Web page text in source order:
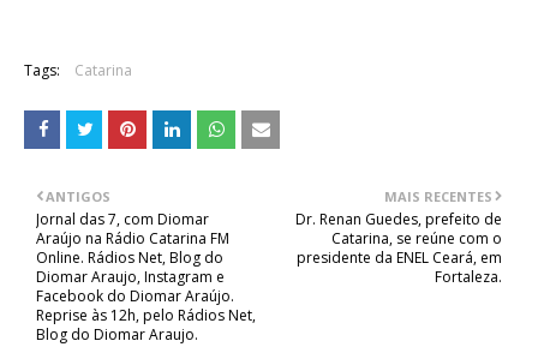
Tags: Catarina
MAIS RECENTES
Dr. Renan Guedes, prefeito de
Catarina, se reúne com o
presidente da ENEL Ceará, em
Fortaleza.
ANTIGOS
Jornal das 7, com Diomar
Araújo na Rádio Catarina FM
Online. Rádios Net, Blog do
Diomar Araujo, Instagram e
Facebook do Diomar Araújo.
Reprise às 12h, pelo Rádios Net,
Blog do Diomar Araujo.